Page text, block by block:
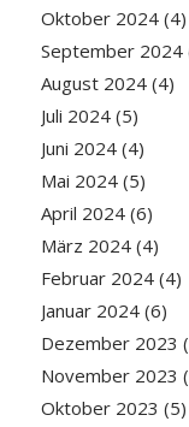
Oktober 2024(4)
September 2024
August 2024(4)
Juli 2024(5)
Juni 2024(4)
Mai 2024(5)
April 2024(6)
März 2024(4)
Februar 2024(4)
Januar 2024(6)
Dezember 2023
November 2023
Oktober 2023 (5)